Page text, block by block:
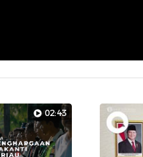
02:43